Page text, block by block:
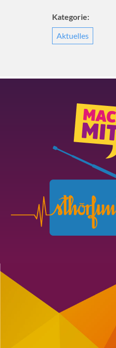
Kategorie:
Aktuelles